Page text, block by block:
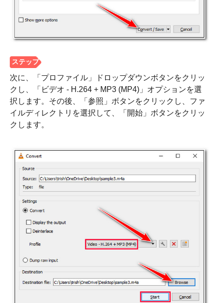
次に、「プロファイル」ドロップダウンボタンをクリッ
クし、「ビデオ - H.264 + MP3 (MP4)」オプションを選
択します。その後、「参照」ボタンをクリックし、ファ
イルディレクトリを選択して、「開始」ボタンをクリッ
クします。